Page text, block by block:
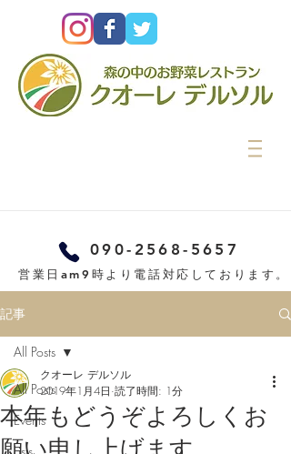
090-2568-5657
営業日am9時より電話対応しております。
記事
All Posts
Events
All Posts
本年もどうぞよろしくお
クオーレ デルソル
2019年1月4日 読了時間: 1分